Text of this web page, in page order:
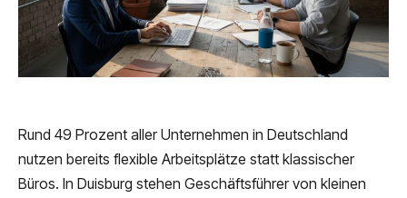
Rund 49 Prozent aller Unternehmen in Deutschland
nutzen bereits flexible Arbeitsplätze statt klassischer
Büros. In Duisburg stehen Geschäftsführer von kleinen